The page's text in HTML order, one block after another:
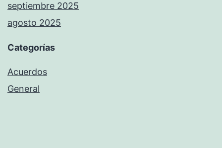
septiembre 2025
agosto 2025
Categorías
Acuerdos
General